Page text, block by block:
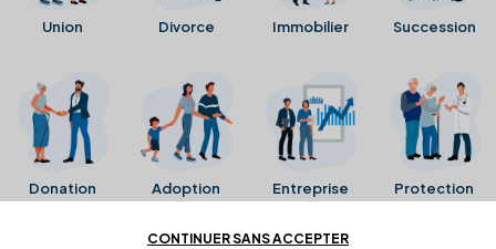
Union Divorce Immobilier Succession
Donation Adoption Entreprise Protection
CONTINUER SANS ACCEPTER